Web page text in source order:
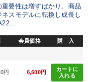
要性は増すばかり。商品
スモデルに転換し成長し
会員価格 購 入
円 6,600円
カートに
入れる